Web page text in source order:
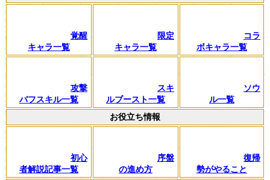
覚醒
キャラ一覧
限定
キャラ一覧
コラ
ボキャラ一覧
攻撃
バフスキル一覧
スキ
ルブースト一覧
ソウ
ル一覧
お役立ち情報
初心
者解説記事一覧
序盤
の進め方
復帰
勢がやること